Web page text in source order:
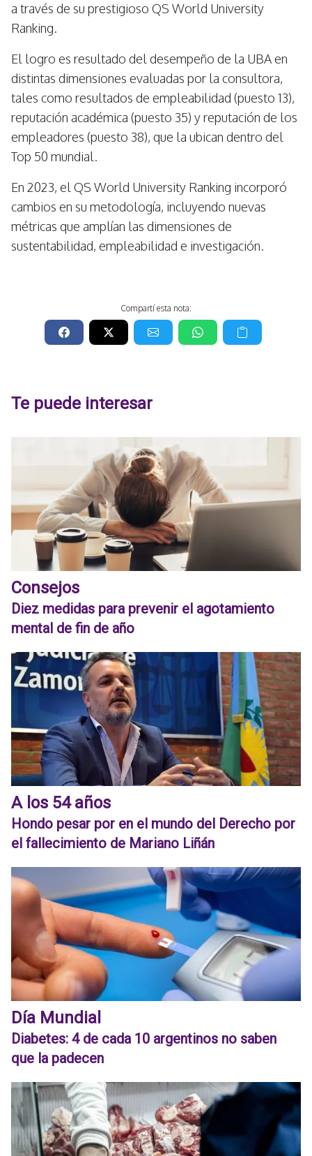
a través de su prestigioso QS World University
Ranking.
El logro es resultado del desempeño de la UBA en
distintas dimensiones evaluadas por la consultora,
tales como resultados de empleabilidad (puesto 13),
reputación académica (puesto 35) y reputación de los
empleadores (puesto 38), que la ubican dentro del
Top 50 mundial.
En 2023, el QS World University Ranking incorporó
cambios en su metodología, incluyendo nuevas
métricas que amplían las dimensiones de
sustentabilidad, empleabilidad e investigación.
Compartí esta nota:
Te puede interesar
Consejos
Diez medidas para prevenir el agotamiento
mental de fin de año
A los 54 años
Hondo pesar por en el mundo del Derecho por
el fallecimiento de Mariano Liñán
Día Mundial
Diabetes: 4 de cada 10 argentinos no saben
que la padecen